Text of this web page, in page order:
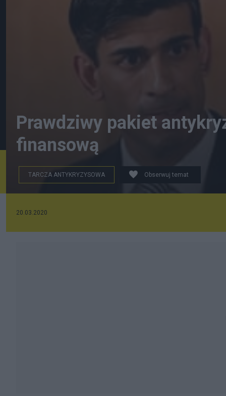
Prawdziwy pakiet
finansową
TARCZA ANTYKRYZYSOWA Obserwuj temat
20.03.2020